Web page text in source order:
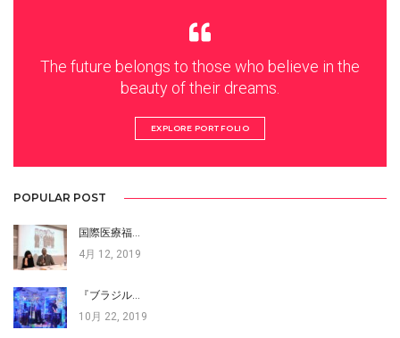
The future belongs to those who believe in the
beauty of their dreams.
EXPLORE PORTFOLIO
POPULAR POST
国際医療福…
4月 12, 2019
『ブラジル…
10月 22, 2019